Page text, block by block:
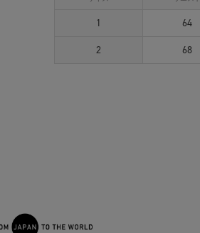
1 64
2
68